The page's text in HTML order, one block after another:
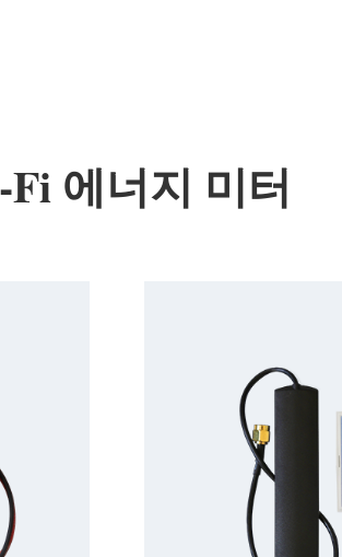
에너지 미터